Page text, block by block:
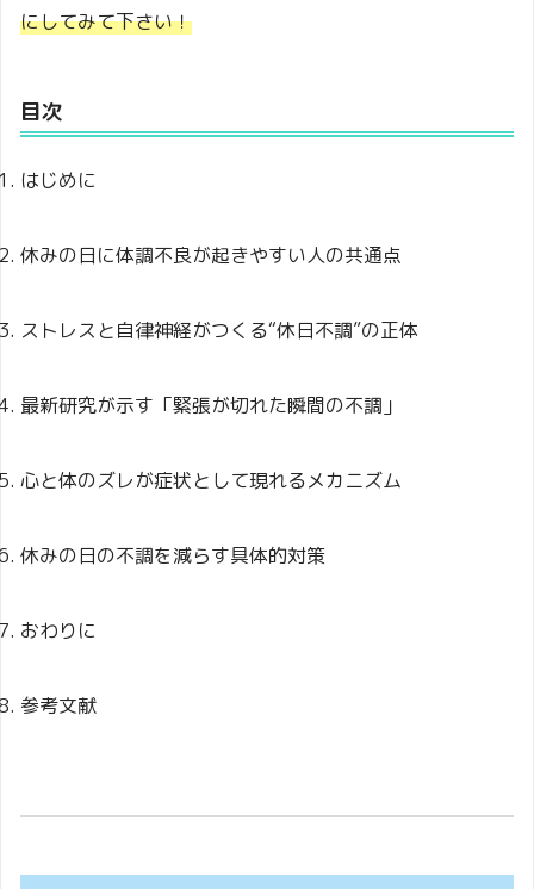
にしてみて下さい！
目次
はじめに
休みの日に体調不良が起きやすい人の共通点
ストレスと自律神経がつくる“休日不調”の正体
最新研究が示す「緊張が切れた瞬間の不調」
心と体のズレが症状として現れるメカニズム
休みの日の不調を減らす具体的対策
おわりに
参考文献